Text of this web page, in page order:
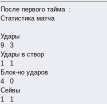
После первого тайма :
Статистика матча
Удары
9 3
Удары в створ
1 1
Блок-но ударов
4 0
Сейвы
1 1